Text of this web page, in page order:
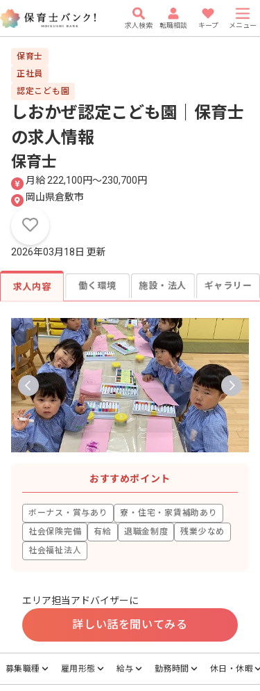
求人検索 転職相談 キープ メニュー
保育士
正社員
認定こども園
しおかぜ認定こども園｜保育士
の求人情報
保育士
月給 222,100円〜230,700円
岡山県倉敷市
2026年03月18日 更新
求人内容 働く環境 施設・法人 ギャラリー
おすすめポイント
ボーナス・賞与あり
寮・住宅・家賃補助あり
社会保険完備
有給 退職金制度
残業少なめ
社会福祉法人
エリア担当アドバイザーに
詳しい話を聞いてみる
募集職種 雇用形態 給与 勤務時間 休日・休暇